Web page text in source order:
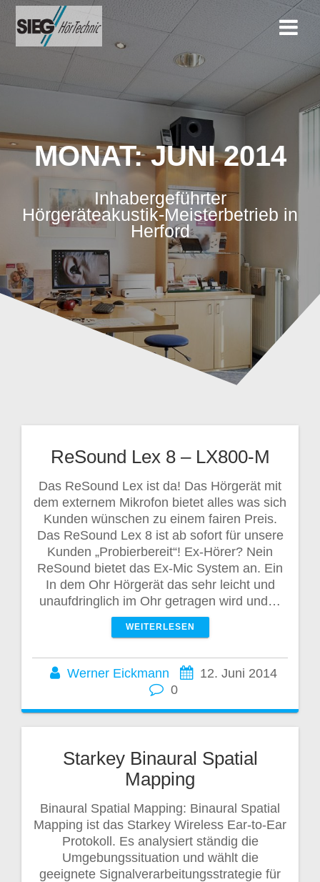
Zum
Inhalt
springen
MONAT:JUNI 2014
Inhabergeführter
Hörgeräteakustik-Meisterbetrieb in
Herford
ReSound Lex 8 – LX800-M
Das ReSound Lex ist da! Das Hörgerät mit
dem externem Mikrofon bietet alles was sich
Kunden wünschen zu einem fairen Preis.
Das ReSound Lex 8 ist ab sofort für unsere
Kunden „Probierbereit“! Ex-Hörer? Nein
ReSound bietet das Ex-Mic System an. Ein
In dem Ohr Hörgerät das sehr leicht und
unaufdringlich im Ohr getragen wird und…
WEITERLESEN
Werner Eickmann
12. Juni 2014
0
Starkey Binaural Spatial
Mapping
Binaural Spatial Mapping: Binaural Spatial
Mapping ist das Starkey Wireless Ear-to-Ear
Protokoll. Es analysiert ständig die
Umgebungssituation und wählt die
geeignete Signalverarbeitungsstrategie für